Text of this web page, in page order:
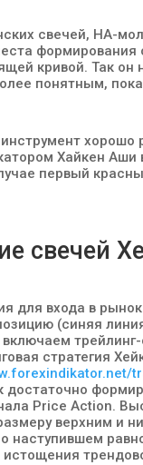
свечей, HA-
формирования
кривой. Так он
понятным,
хорошо
Хайкен
первый
свечей
для входа в
(синяя
включаем
стратегия
достаточно
Price Action.
верхним и
о наступившем